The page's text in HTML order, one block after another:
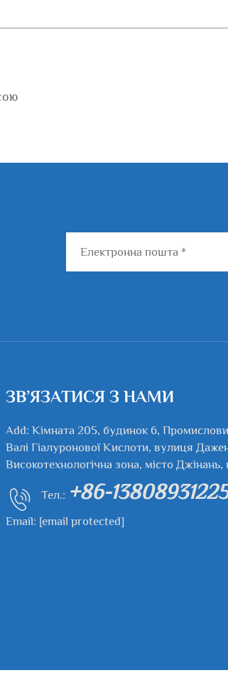
ЗВ’ЯЗАТИСЯ З НАМИ
Add: Кімната 205, будинок 6,
Валі Гіалуронової Кислоти, вулиця
Високотехнологічна зона, місто
Тел.: +86-
Email: [email protected]